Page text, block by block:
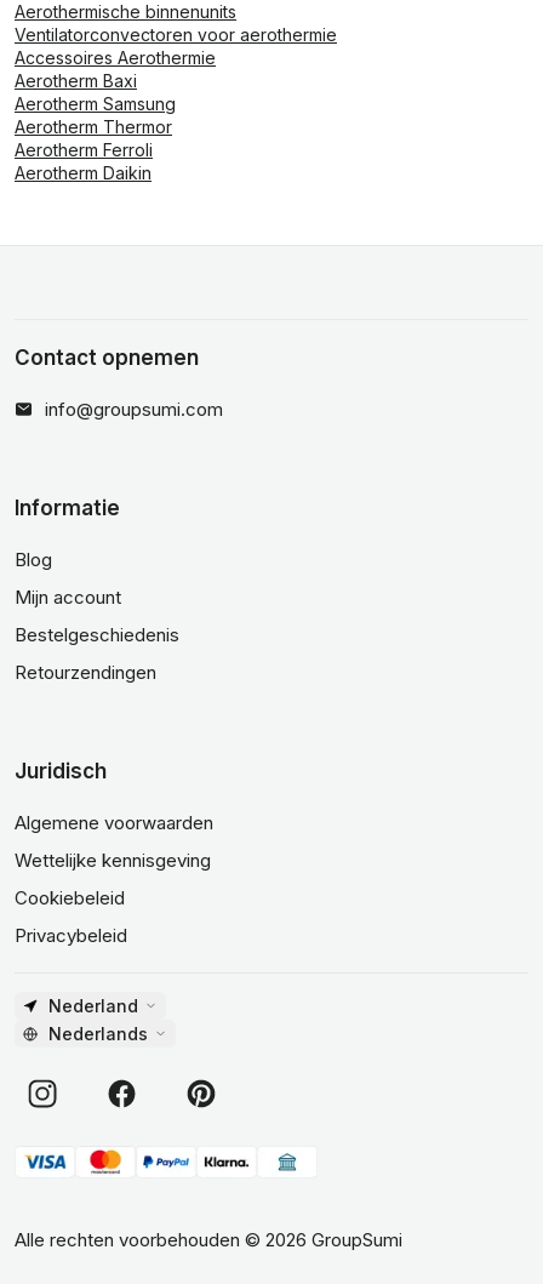
Aerothermische binnenunits
Ventilatorconvectoren voor aerothermie
Accessoires Aerothermie
Aerotherm Baxi
Aerotherm Samsung
Aerotherm Thermor
Aerotherm Ferroli
Aerotherm Daikin
Contact opnemen
info@groupsumi.com
Informatie
Blog
Mijn account
Bestelgeschiedenis
Retourzendingen
Juridisch
Algemene voorwaarden
Wettelijke kennisgeving
Cookiebeleid
Privacybeleid
Nederland
Nederlands
Alle rechten voorbehouden © 2026 GroupSumi